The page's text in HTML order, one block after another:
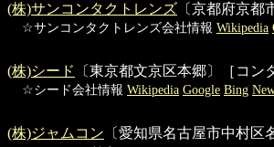
(株)サンコンタクトレンズ 〔京都府京都
☆サンコンタクトレンズ会社情報 Wikipedia
(株)シード 〔東京都文京区本郷〕［コン
☆シード会社情報 Wikipedia Google Bing
(株)ジャムコン 〔愛知県名古屋市中村区